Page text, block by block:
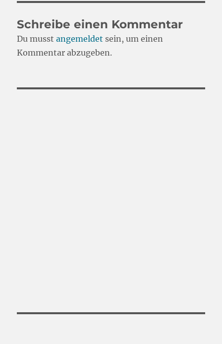
Schreibe einen Kommentar
Du musstangemeldet sein, um einen
Kommentar abzugeben.